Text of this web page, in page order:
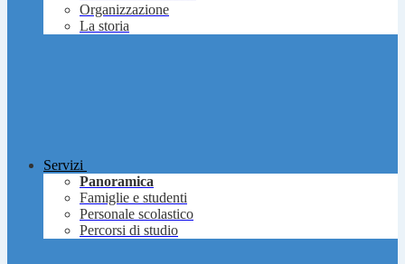
Organizzazione
La storia
Servizi
Panoramica
Famiglie e studenti
Personale scolastico
Percorsi di studio